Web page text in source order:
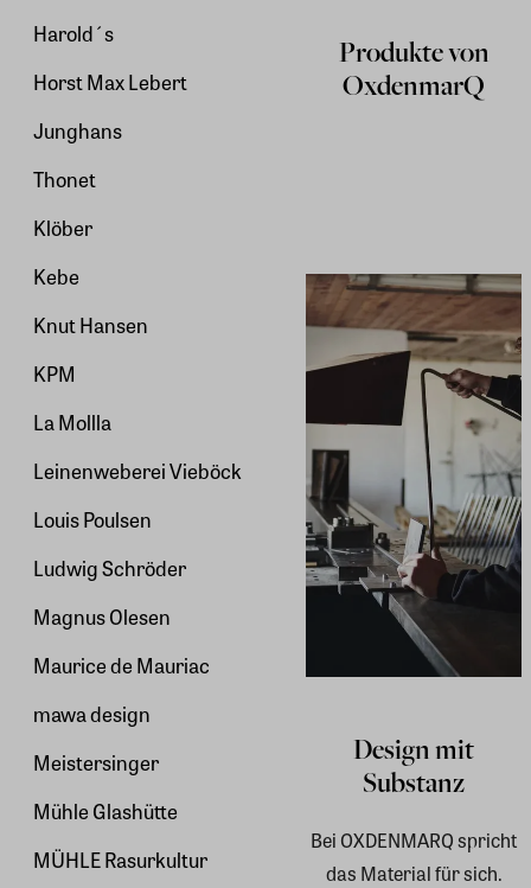
Harold´s
Horst Max Lebert
Junghans
Thonet
Klöber
Kebe
Knut Hansen
KPM
La Mollla
Leinenweberei Vieböck
Louis Poulsen
Ludwig Schröder
Magnus Olesen
Maurice de Mauriac
mawa design
Meistersinger
Mühle Glashütte
MÜHLE Rasurkultur
Produkte von
OxdenmarQ
Design mit
Substanz
Bei OXDENMARQ spricht
das Material für sich.